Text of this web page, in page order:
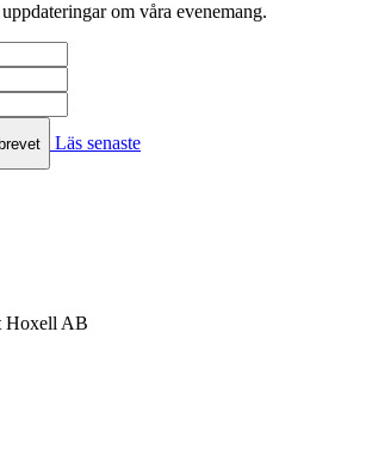
om våra evenemang.
Läs senaste
Hoxell AB